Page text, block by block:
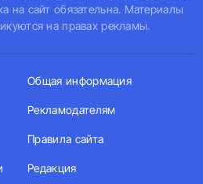
на сайт обязательна. Материалы
на правах рекламы.
Общая информация
Рекламодателям
Правила сайта
Редакция